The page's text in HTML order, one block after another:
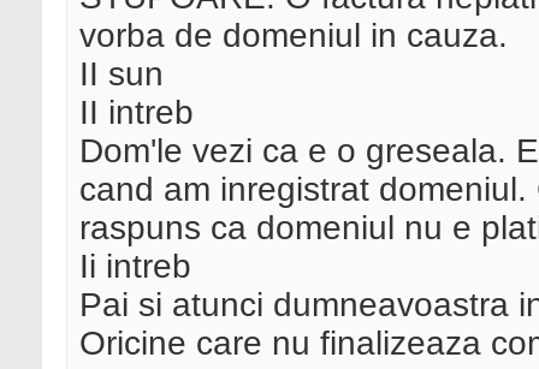
vorba de domeniul in cauza.
II sun
II intreb
Dom'le vezi ca e o greseala.
cand am inregistrat
raspuns ca domeniul nu e
Ii intreb
Pai si atunci dumneavoastra
Oricine care nu finalizeaza